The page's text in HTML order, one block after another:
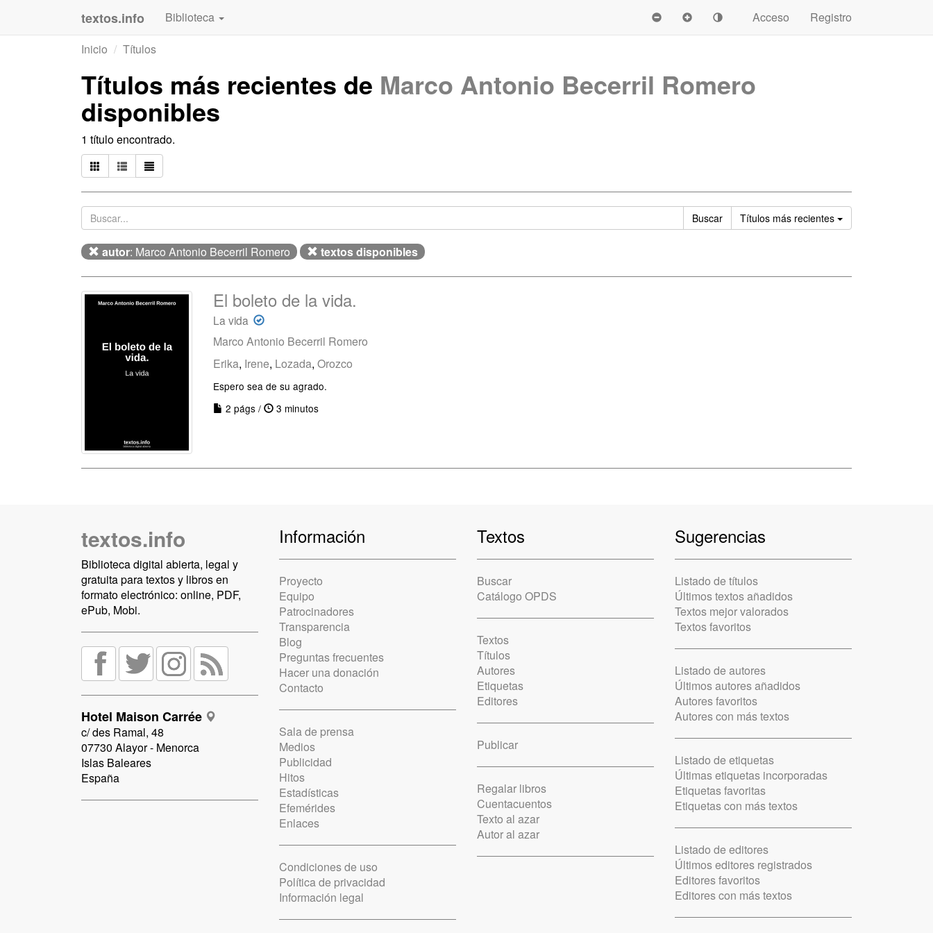
textos.info Biblioteca Acceso
Registro
Inicio
Títulos
Títulos más recientes de Marco Antonio Becerril Romero
disponibles
1 título encontrado.
Buscar Títulos más recientes Ordenar
autor: Marco Antonio Becerril Romero textos disponibles
El boleto de la vida.
La vida
Marco Antonio Becerril Romero
Erika, Irene, Lozada, Orozco
Espero sea de su agrado.
2 págs /
3 minutos
textos.info
Biblioteca digital abierta, legal y
gratuita para textos y libros en
formato electrónico: online, PDF,
ePub, Mobi.
Hotel Maison Carrée
c/ des Ramal, 48
07730 Alayor - Menorca
Islas Baleares
España
Información
Proyecto
Equipo
Patrocinadores
Transparencia
Blog
Preguntas frecuentes
Hacer una donación
Contacto
Sala de prensa
Medios
Publicidad
Hitos
Estadísticas
Efemérides
Enlaces
Condiciones de uso
Política de privacidad
Información legal
Textos
Buscar
Catálogo OPDS
Textos
Títulos
Autores
Etiquetas
Editores
Publicar
Regalar libros
Cuentacuentos
Texto al azar
Autor al azar
Sugerencias
Listado de títulos
Últimos textos añadidos
Textos mejor valorados
Textos favoritos
Listado de autores
Últimos autores añadidos
Autores favoritos
Autores con más textos
Listado de etiquetas
Últimas etiquetas incorporadas
Etiquetas favoritas
Etiquetas con más textos
Listado de editores
Últimos editores registrados
Editores favoritos
Editores con más textos